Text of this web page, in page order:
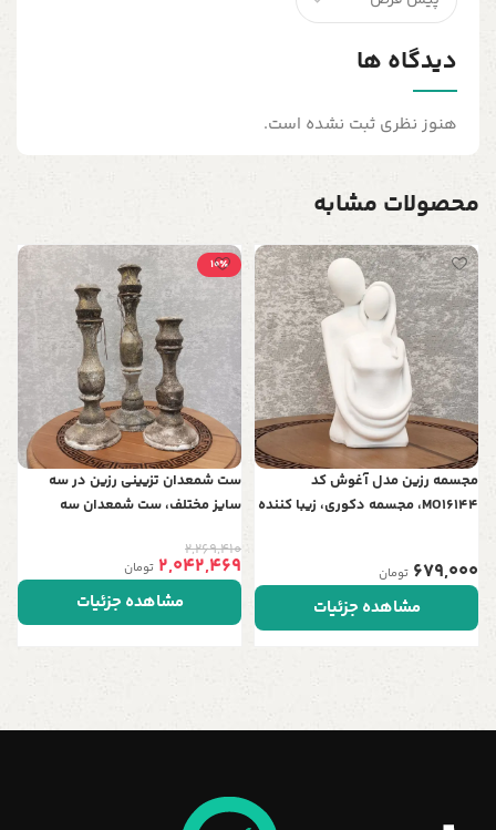
دیدگاه ها
هنوز نظری ثبت نشده است.
محصولات مشابه
مجسمه رزین مدل آغوش کد
MO16144، مجسمه دکوری، زیبا کننده
679,000 تومان
مشاهده جزئیات
10٪
ست شمعدان تزیینی رزین در سه
سایز مختلف، ست شمعدان سه
به عنوان وسیله تزیینی حتی بدون
شمع
2,269,410
2,042,469 تومان
مشاهده جزئیات